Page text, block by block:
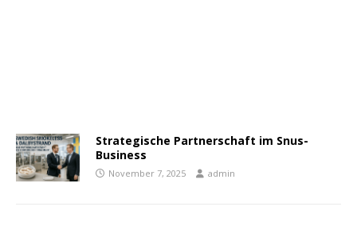
Strategische Partnerschaft im Snus-
Business
November 7, 2025 admin